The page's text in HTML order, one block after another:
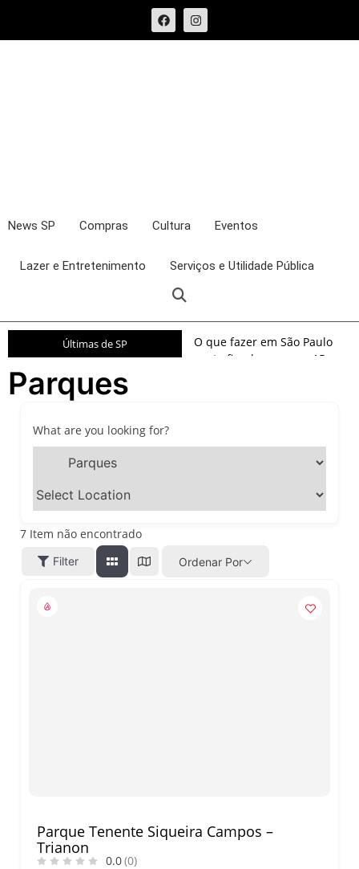
News SP Compras Cultura Eventos
Lazer e Entretenimento Serviços e Utilidade Pública
Últimas de SP
O que fazer em São Paulo
neste fim de semana: 15
pedaço da Itália durante
em agosto de 2026: festas
italianas, eventos,
O que fazer em São Paulo
Parques
What are you looking for?
7 Item não encontrado
Filter Ordenar Por
Parque Tenente Siqueira Campos –
Trianon
0.0(0)